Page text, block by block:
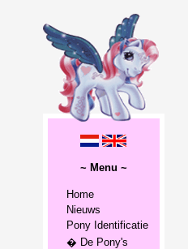
~ Menu ~
Home
Nieuws
Pony Identificatie
� De Pony's